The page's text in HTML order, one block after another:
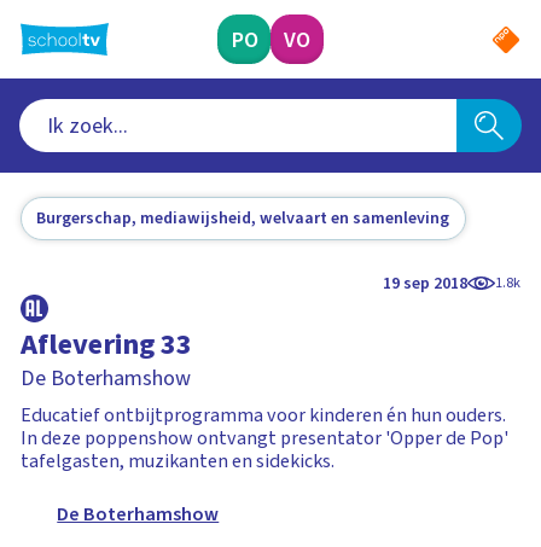
naar
hoofdinhoud
PO VO
Burgerschap, mediawijsheid, welvaart en samenleving
19 sep 2018 1.8k
Aflevering 33
De Boterhamshow
Educatief ontbijtprogramma voor kinderen én hun ouders.
In deze poppenshow ontvangt presentator 'Opper de Pop'
tafelgasten, muzikanten en sidekicks.
De Boterhamshow